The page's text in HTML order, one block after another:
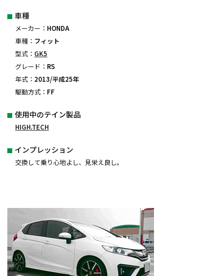
車種
メーカー： HONDA
車種： フィット
型式： GK5
グレード： RS
年式： 2013/平成25年
駆動方式： FF
使用中のテイン製品
HIGH.TECH
インプレッション
交換して乗り心地よし、見栄え良し。